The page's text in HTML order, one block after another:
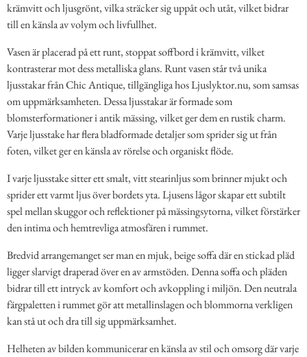
krämvitt och ljusgrönt, vilka sträcker sig uppåt och utåt, vilket bidrar
till en känsla av volym och livfullhet.
Vasen är placerad på ett runt, stoppat soffbord i krämvitt, vilket
kontrasterar mot dess metalliska glans. Runt vasen står två unika
ljusstakar från Chic Antique, tillgängliga hos Ljuslyktor.nu, som samsas
om uppmärksamheten. Dessa ljusstakar är formade som
blomsterformationer i antik mässing, vilket ger dem en rustik charm.
Varje ljusstake har flera bladformade detaljer som sprider sig ut från
foten, vilket ger en känsla av rörelse och organiskt flöde.
I varje ljusstake sitter ett smalt, vitt stearinljus som brinner mjukt och
sprider ett varmt ljus över bordets yta. Ljusens lågor skapar ett subtilt
spel mellan skuggor och reflektioner på mässingsytorna, vilket förstärker
den intima och hemtrevliga atmosfären i rummet.
Bredvid arrangemanget ser man en mjuk, beige soffa där en stickad pläd
ligger slarvigt draperad över en av armstöden. Denna soffa och pläden
bidrar till ett intryck av komfort och avkoppling i miljön. Den neutrala
färgpaletten i rummet gör att metallinslagen och blommorna verkligen
kan stå ut och dra till sig uppmärksamhet.
Helheten av bilden kommunicerar en känsla av stil och omsorg där varje